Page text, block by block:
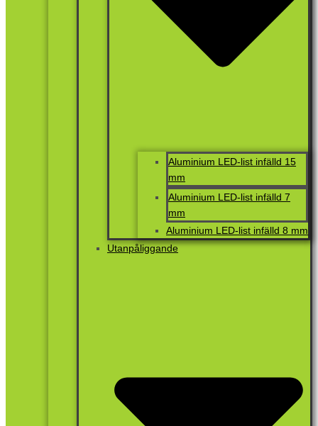
Aluminium LED-list infälld 15
mm
Aluminium LED-list infälld 7
mm
Aluminium LED-list infälld 8 mm
Utanpåliggande